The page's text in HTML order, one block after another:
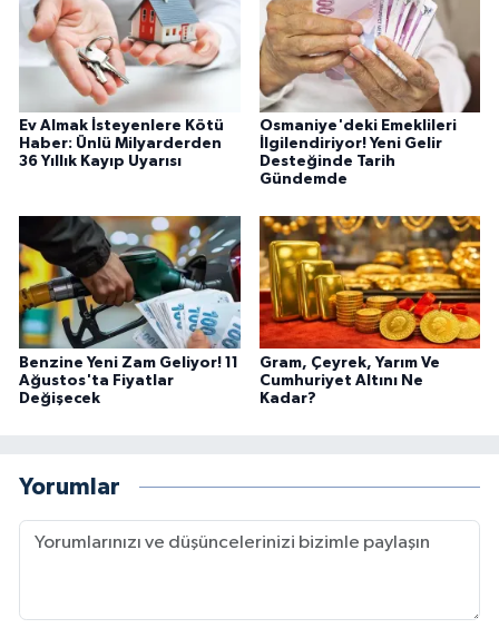
Ev Almak İsteyenlere Kötü
Haber: Ünlü Milyarderden
36 Yıllık Kayıp Uyarısı
Osmaniye'deki Emeklileri
İlgilendiriyor! Yeni Gelir
Desteğinde Tarih
Gündemde
Benzine Yeni Zam Geliyor! 11
Ağustos'ta Fiyatlar
Değişecek
Gram, Çeyrek, Yarım Ve
Cumhuriyet Altını Ne
Kadar?
Yorumlar